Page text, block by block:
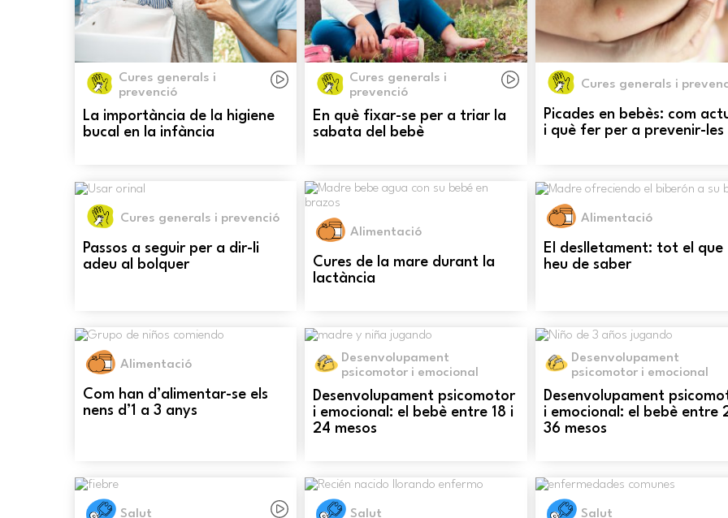
Cures generals i
prevenció
La importància de la higiene
bucal en la infància
Cures generals i
prevenció
En què fixar-se per a triar la
sabata del bebè
Cures generals i
Picades en bebès: com
i què fer per a prevenir-les
Cures generals i prevenció
Passos a seguir per a dir-li
adeu al bolquer
Alimentació
Cures de la mare durant la
lactància
Alimentació
El deslletament: tot el que
heu de saber
Alimentació
Com han d’alimentar-se els
nens d’1 a 3 anys
Desenvolupament
psicomotor i emocional
Desenvolupament psicomotor
i emocional: el bebè entre 18 i
24 mesos
Desenvolupament
psicomotor i emocional
Desenvolupament
i emocional: el bebè entre
36 mesos
Salut Salut Salut